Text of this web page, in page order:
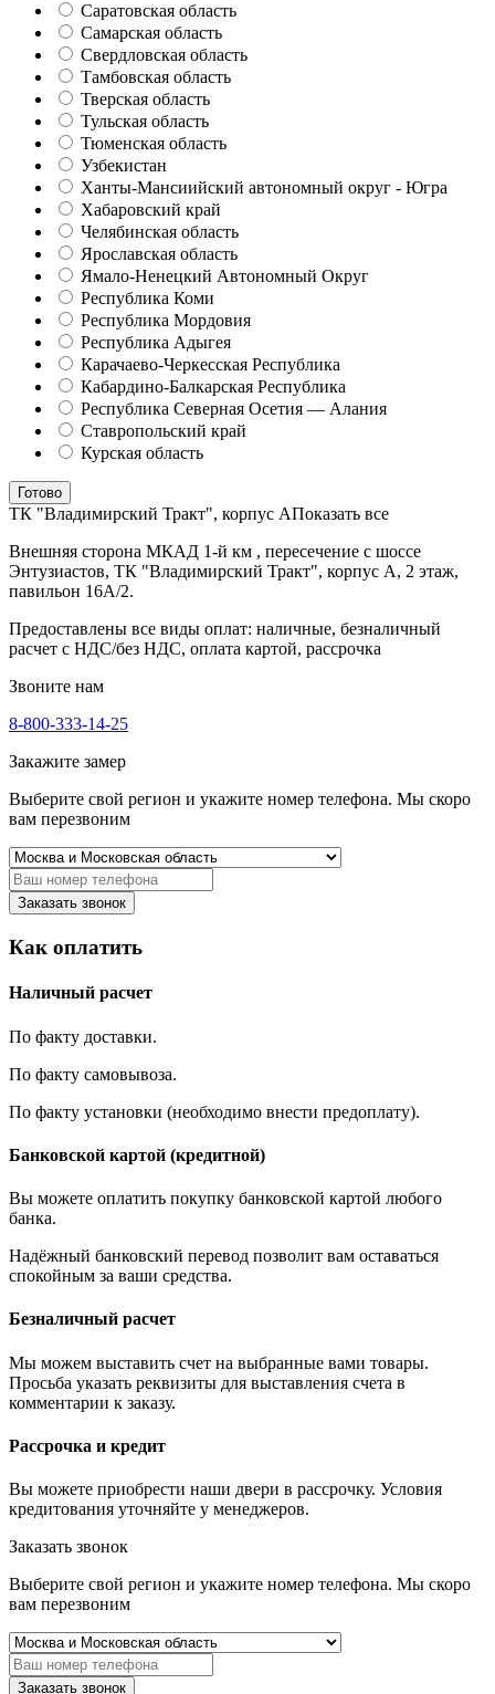
Саратовская область
Самарская область
Свердловская область
Тамбовская область
Тверская область
Тульская область
Тюменская область
Узбекистан
Ханты-Мансиийский автономный округ - Югра
Хабаровский край
Челябинская область
Ярославская область
Ямало-Ненецкий Автономный Округ
Республика Коми
Республика Мордовия
Республика Адыгея
Карачаево-Черкесская Республика
Кабардино-Балкарская Республика
Республика Северная Осетия — Алания
Ставропольский край
Курская область
Готово
ТК "Владимирский Тракт", корпус АПоказать все
Внешняя сторона МКАД 1-й км , пересечение с шоссе
Энтузиастов, ТК "Владимирский Тракт", корпус А, 2 этаж,
павильон 16А/2.
Предоставлены все виды оплат: наличные, безналичный
расчет с НДС/без НДС, оплата картой, рассрочка
Звоните нам
8-800-333-14-25
Закажите замер
Выберите свой регион и укажите номер телефона. Мы скоро
вам перезвоним
Заказать звонок
Как оплатить
Наличный расчет
По факту доставки.
По факту самовывоза.
По факту установки (необходимо внести предоплату).
Банковской картой (кредитной)
Вы можете оплатить покупку банковской картой любого
банка.
Надёжный банковский перевод позволит вам оставаться
спокойным за ваши средства.
Безналичный расчет
Мы можем выставить счет на выбранные вами товары.
Просьба указать реквизиты для выставления счета в
комментарии к заказу.
Рассрочка и кредит
Вы можете приобрести наши двери в рассрочку. Условия
кредитования уточняйте у менеджеров.
Заказать звонок
Выберите свой регион и укажите номер телефона. Мы скоро
вам перезвоним
Заказать звонок